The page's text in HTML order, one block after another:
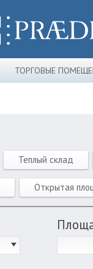
ТОРГОВЫЕ
Теплый склад
Открытая